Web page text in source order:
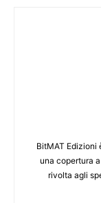
BitMAT Edizioni
una copertura
rivolta agli